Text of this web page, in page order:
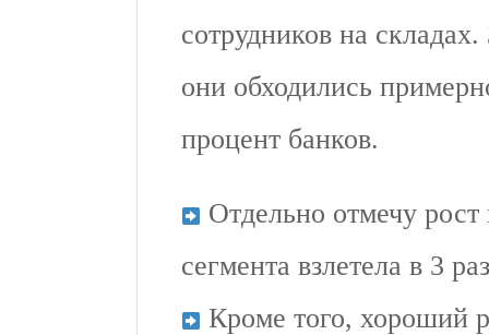
сотрудников на
они обходились
процент банков.
Отдельно отмечу
сегмента взлетела в 3
Кроме того, хороший